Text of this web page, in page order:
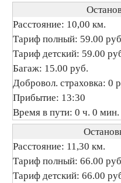
Расстояние: 10,00 км.
Тариф полный: 59.00
Тариф детский: 59.00
Багаж: 15.00 руб.
Добровол. страховка: 0
Прибытие: 13:30
Время в пути: 0 ч. 0 мин.
Расстояние: 11,30 км.
Тариф полный: 66.00
Тариф детский: 66.00